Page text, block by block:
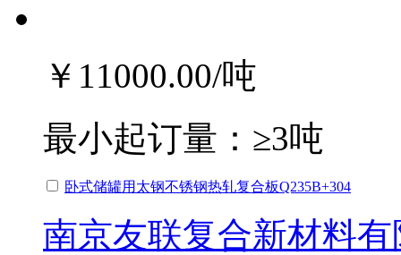
￥11000.00/吨
最小起订量： ≥3吨
卧式储罐用太钢不锈钢热轧复合板Q235B+304
南京友联复合新材料